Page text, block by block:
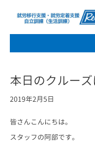
本日のクルーズ
2019年2月5日
皆さんこんにちは。
スタッフの阿部です。